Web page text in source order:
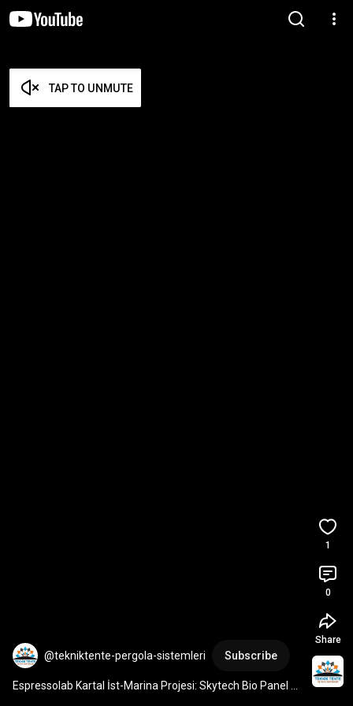
TAP TO UNMUTE
@tekniktente-pergola-sistemleri Subscribe
Espressolab Kartal İst-Marina Projesi: Skytech Bio Panel
1
0
Share